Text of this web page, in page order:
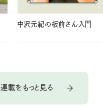
中沢元紀の板前さん入門
連載をもっと見る